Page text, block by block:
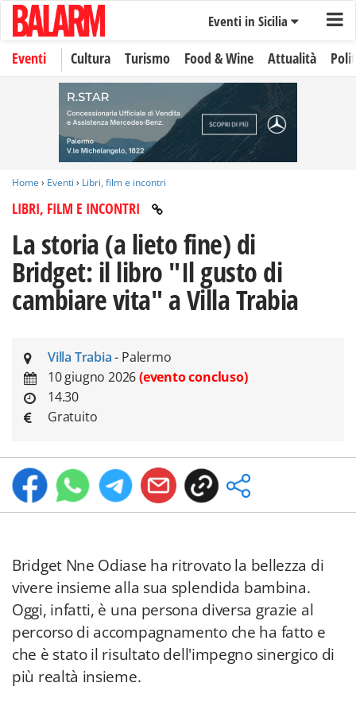
Eventi in Sicilia
Eventi Cultura Turismo Food & Wine Attualità
Home › Eventi › Libri, film e incontri
LIBRI, FILM E INCONTRI
La storia (a lieto fine) di
Bridget: il libro "Il gusto di
cambiare vita" a Villa Trabia
Villa Trabia- Palermo
10 giugno 2026(evento concluso)
14.30
Gratuito
Bridget Nne Odiase ha ritrovato la bellezza di
vivere insieme alla sua splendida bambina.
Oggi, infatti, è una persona diversa grazie al
percorso di accompagnamento che ha fatto e
che è stato il risultato dell'impegno sinergico di
più realtà insieme.